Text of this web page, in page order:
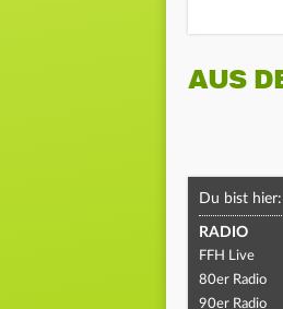
AUS
Du bist hier:
RADIO
FFH Live
80er Radio
90er Radio